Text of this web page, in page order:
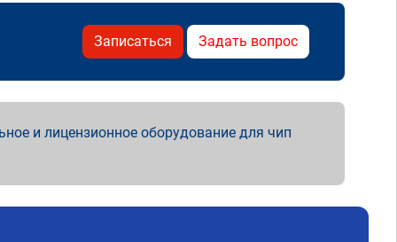
Записаться Задать вопрос
и лицензионное оборудование для чип